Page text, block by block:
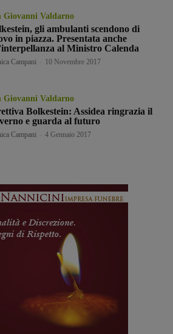
Giovanni Valdarno
gli ambulanti scendono di
in piazza. Presentata anche
al Ministro Calenda
Campani 10 Novembre 2017
Giovanni Valdarno
Bolkestein: Assidea ringrazia il
e guarda al futuro
Campani 4 Gennaio 2017